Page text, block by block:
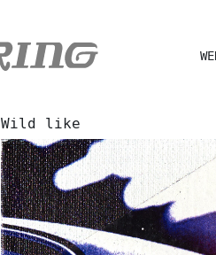
Wild like